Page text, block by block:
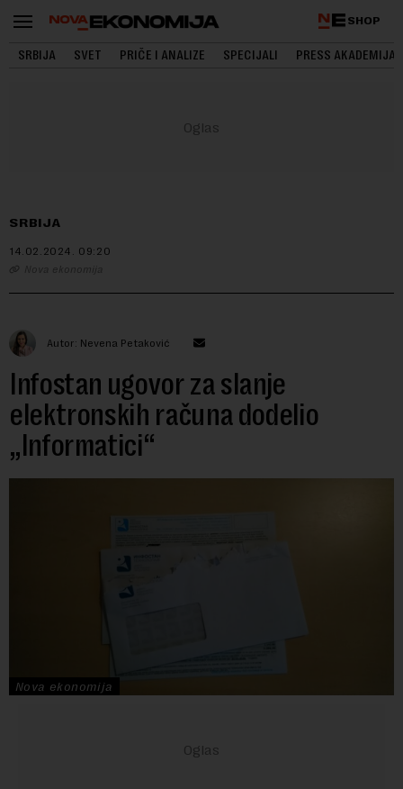
SHOP
SRBIJA SVET PRIČE I ANALIZE SPECIJALI PRESS AKADEMIJA
SRBIJA
14.02.2024. 09:20
Nova ekonomija
Autor: Nevena Petaković
Infostan ugovor za slanje
elektronskih računa dodelio
„Informatici“
Nova ekonomija